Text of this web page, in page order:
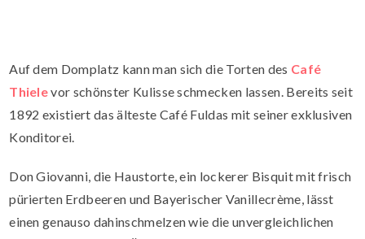
Auf dem Domplatz kann man sich die Torten des Café
Thielevor schönster Kulisse schmecken lassen. Bereits seit
1892 existiert das älteste Café Fuldas mit seiner exklusiven
Konditorei.
Don Giovanni, die Haustorte, ein lockerer Bisquit mit frisch
pürierten Erdbeeren und Bayerischer Vanillecrème, lässt
einen genauso dahinschmelzen wie die unvergleichlichen